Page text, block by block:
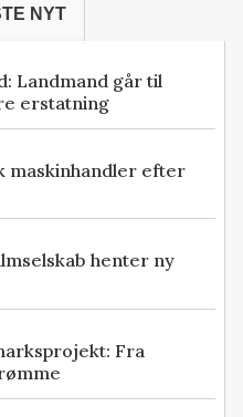
NYT
Landmand går til
erstatning
maskinhandler efter
henter ny
Fra